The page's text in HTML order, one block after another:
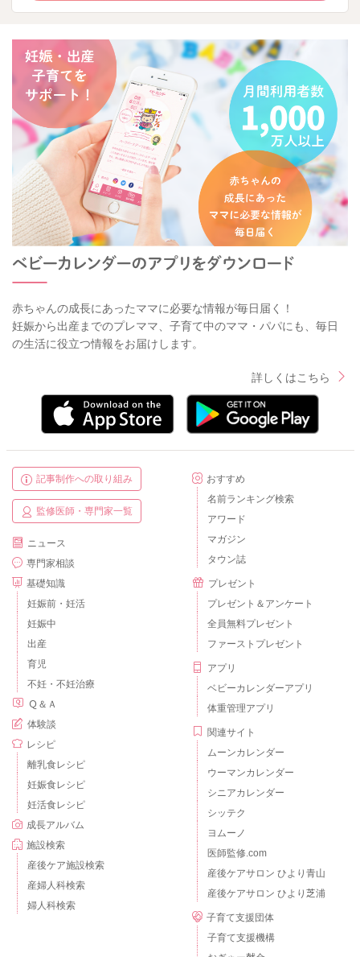
赤ちゃんの成長にあったママに必要な情報が毎日届く！
妊娠から出産までのプレママ、子育て中のママ・パパにも、毎日
の生活に役立つ情報をお届けします。
詳しくはこちら
記事制作への取り組み
監修医師・専門家一覧
ニュース
専門家相談
基礎知識
妊娠前・妊活
妊娠中
出産
育児
不妊・不妊治療
Ｑ＆Ａ
体験談
レシピ
離乳食レシピ
妊娠食レシピ
妊活食レシピ
成長アルバム
施設検索
産後ケア施設検索
産婦人科検索
婦人科検索
おすすめ
名前ランキング検索
アワード
マガジン
タウン誌
プレゼント
プレゼント＆アンケート
全員無料プレゼント
ファーストプレゼント
アプリ
ベビーカレンダーアプリ
体重管理アプリ
関連サイト
ムーンカレンダー
ウーマンカレンダー
シニアカレンダー
シッテク
ヨムーノ
医師監修.com
産後ケアサロン ひより青山
産後ケアサロン ひより芝浦
子育て支援団体
子育て支援機構